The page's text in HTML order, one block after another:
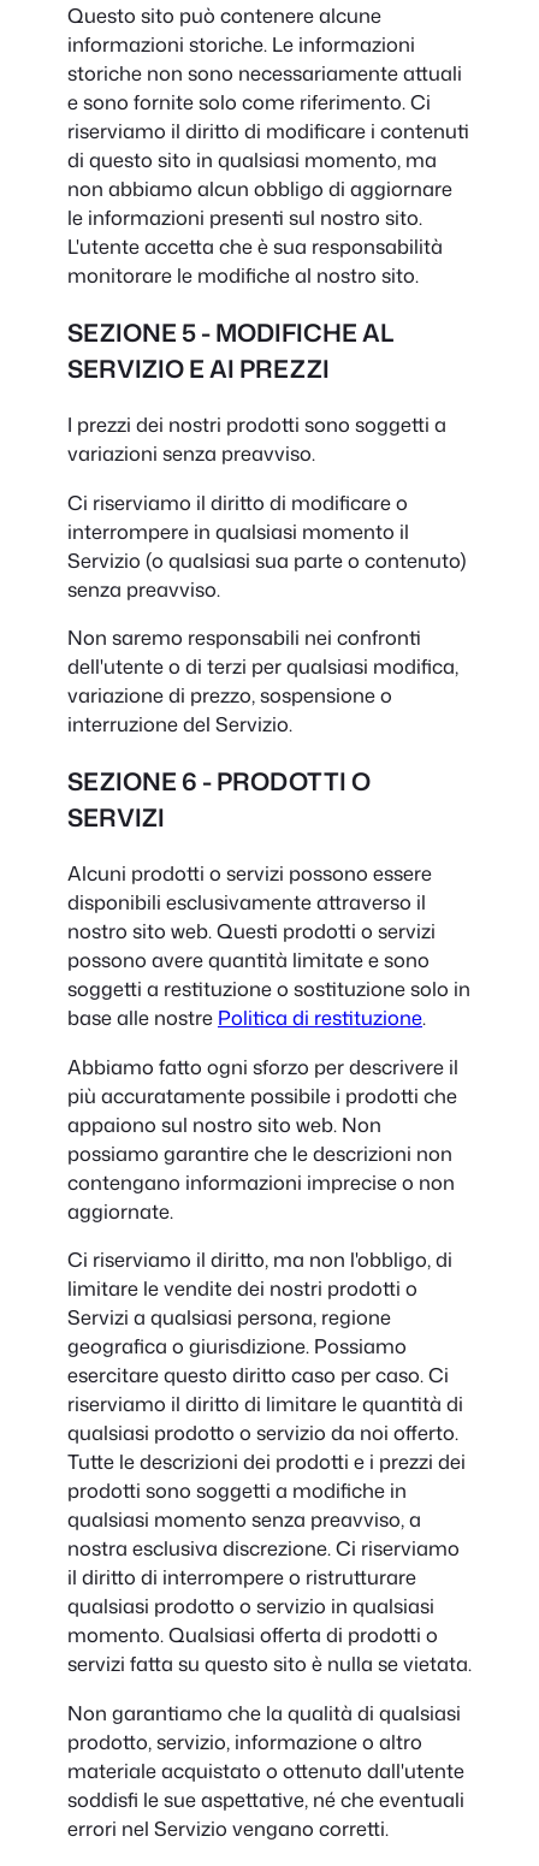
Questo sito può contenere alcune
informazioni storiche. Le informazioni
storiche non sono necessariamente attuali
e sono fornite solo come riferimento. Ci
riserviamo il diritto di modificare i contenuti
di questo sito in qualsiasi momento, ma
non abbiamo alcun obbligo di aggiornare
le informazioni presenti sul nostro sito.
L'utente accetta che è sua responsabilità
monitorare le modifiche al nostro sito.
SEZIONE 5 - MODIFICHE AL
SERVIZIO E AI PREZZI
I prezzi dei nostri prodotti sono soggetti a
variazioni senza preavviso.
Ci riserviamo il diritto di modificare o
interrompere in qualsiasi momento il
Servizio (o qualsiasi sua parte o contenuto)
senza preavviso.
Non saremo responsabili nei confronti
dell'utente o di terzi per qualsiasi modifica,
variazione di prezzo, sospensione o
interruzione del Servizio.
SEZIONE 6 - PRODOTTI O
SERVIZI
Alcuni prodotti o servizi possono essere
disponibili esclusivamente attraverso il
nostro sito web. Questi prodotti o servizi
possono avere quantità limitate e sono
soggetti a restituzione o sostituzione solo in
base alle nostre Politica di restituzione.
Abbiamo fatto ogni sforzo per descrivere il
più accuratamente possibile i prodotti che
appaiono sul nostro sito web. Non
possiamo garantire che le descrizioni non
contengano informazioni imprecise o non
aggiornate.
Ci riserviamo il diritto, ma non l'obbligo, di
limitare le vendite dei nostri prodotti o
Servizi a qualsiasi persona, regione
geografica o giurisdizione. Possiamo
esercitare questo diritto caso per caso. Ci
riserviamo il diritto di limitare le quantità di
qualsiasi prodotto o servizio da noi offerto.
Tutte le descrizioni dei prodotti e i prezzi dei
prodotti sono soggetti a modifiche in
qualsiasi momento senza preavviso, a
nostra esclusiva discrezione. Ci riserviamo
il diritto di interrompere o ristrutturare
qualsiasi prodotto o servizio in qualsiasi
momento. Qualsiasi offerta di prodotti o
servizi fatta su questo sito è nulla se vietata.
Non garantiamo che la qualità di qualsiasi
prodotto, servizio, informazione o altro
materiale acquistato o ottenuto dall'utente
soddisfi le sue aspettative, né che eventuali
errori nel Servizio vengano corretti.